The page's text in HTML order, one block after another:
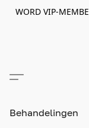
WORD VIP-
Behandelingen